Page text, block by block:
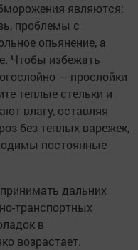
являются:
проблемы с
опьянение, а
Чтобы избежать
— прослойки
теплые стельки и
влагу, оставляя
без теплых варежек,
постоянные
дальних
транспортных
в
возрастает.